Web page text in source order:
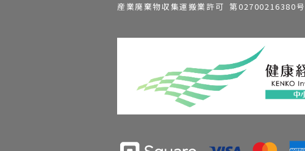
産業廃棄物収集運搬業許可 第02700216380号